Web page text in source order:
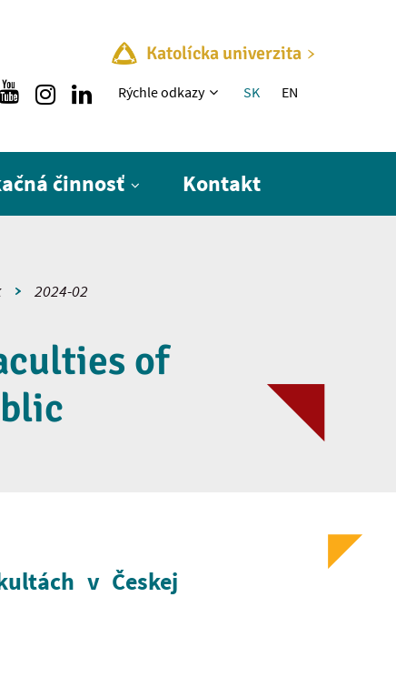
Katolícka univerzita
Rýchle menu
Rýchle odkazy SK EN
činnosť Kontakt
2024-02
of
v Českej